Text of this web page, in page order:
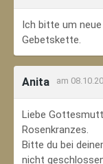
Ich bitte um
Gebetskette.
Anita am
Liebe
Rosenkranzes.
Bitte du bei
nicht